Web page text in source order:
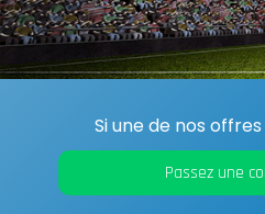
Si une de nos
Passez une